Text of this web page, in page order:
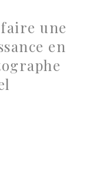
une
en